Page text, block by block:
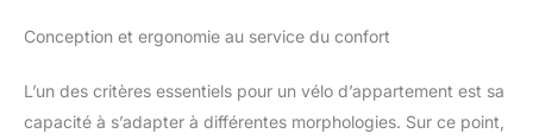
presque silencieux qui
expérience d'exercice
immersive sans craindre
Conception et ergonomie au service du confort
L’un des critères essentiels pour un vélo d’appartement est sa
capacité à s’adapter à différentes morphologies. Sur ce point,